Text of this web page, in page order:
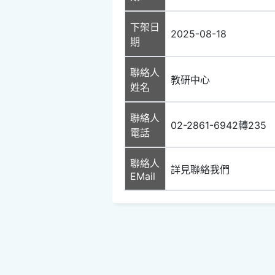
下架日
期
2025-08-18
聯絡人
姓名
教研中心
聯絡人
電話
02-2861-6942轉235
聯絡人
EMail
詳見聯絡我們